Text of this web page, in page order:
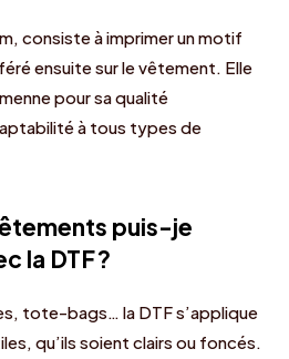
consiste à imprimer un motif
ensuite sur le vêtement. Elle
pour sa qualité
à tous types de
puis-je
la DTF ?
tote-bags… la DTF s’applique
qu’ils soient clairs ou foncés.